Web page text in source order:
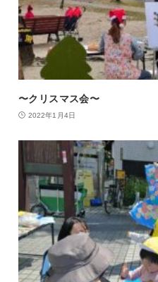
〜クリスマス会〜
2022年1月4日